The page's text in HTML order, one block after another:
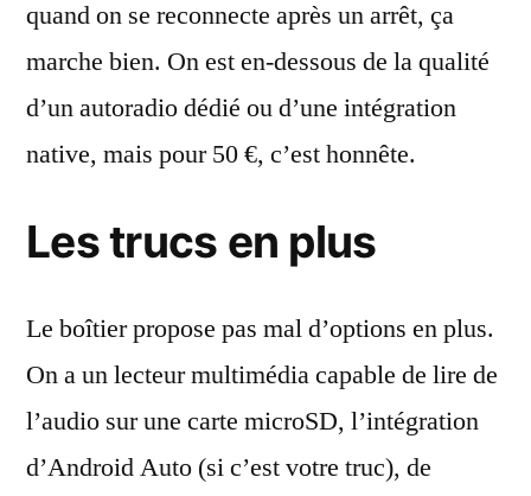
quand on se reconnecte après un arrêt, ça
marche bien. On est en-dessous de la qualité
d’un autoradio dédié ou d’une intégration
native, mais pour 50 €, c’est honnête.
Les trucs en plus
Le boîtier propose pas mal d’options en plus.
On a un lecteur multimédia capable de lire de
l’audio sur une carte microSD, l’intégration
d’Android Auto (si c’est votre truc), de